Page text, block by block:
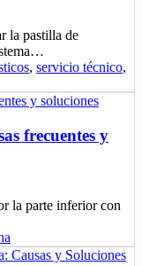
la pastilla de
, servicio técnico,
frecuentes y
la parte inferior con